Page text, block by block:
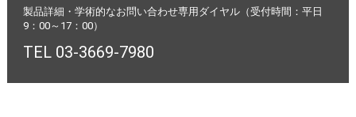
製品詳細・学術的なお問い合わせ専用ダイヤル（受付時間：平日
9：00～17：00）
TEL 03-3669-7980